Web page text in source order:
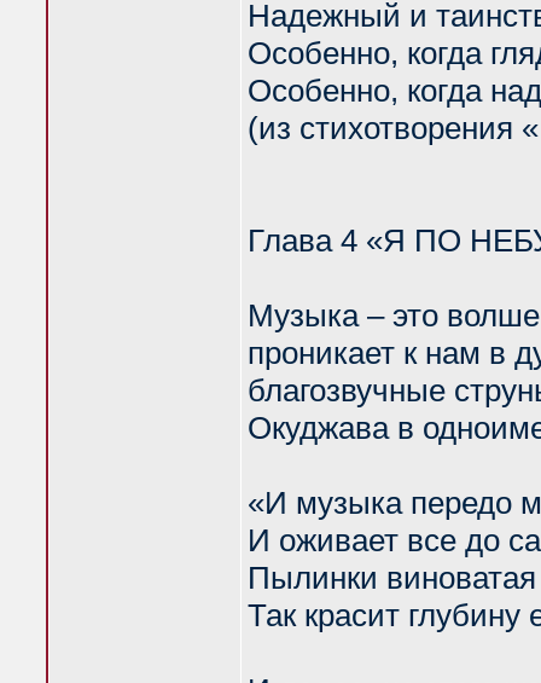
Надежный и
Особенно, когда
Особенно, когда
(из стихотворения
Глава 4 «Я ПО
Музыка – это
проникает к нам в
благозвучные
Окуджава в
«И музыка передо
И оживает все до
Пылинки
Так красит